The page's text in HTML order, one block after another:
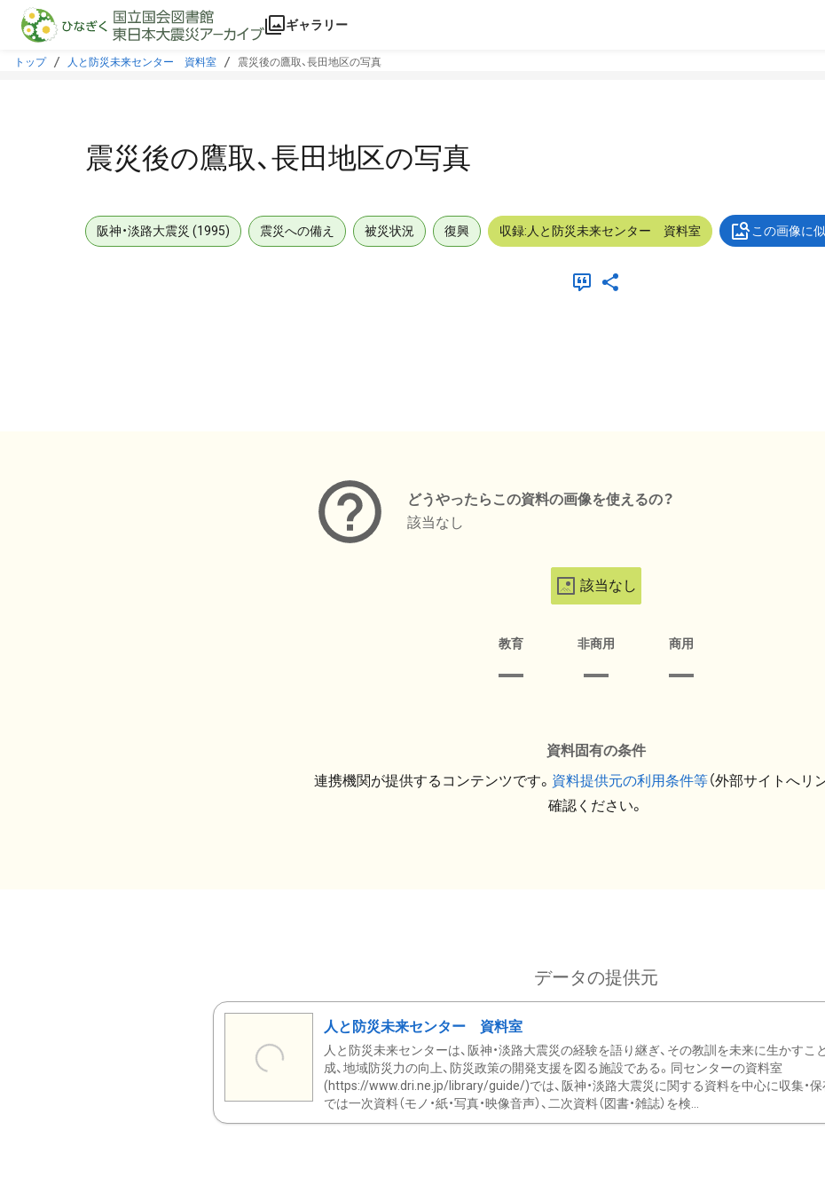
本文に飛ぶ
ギャラリー
トップ 人と防災未来センター 資料室 震災後の鷹取、長田地区の写真
震災後の鷹取、長田地区の写真
阪神・淡路大震災 (1995) 震災への備え 被災状況 復興 収録:人と防災未来センター 資料室 この画像に
どうやったらこの資料の画像を使えるの？
該当なし
該当なし
教育 非商用 商用
資料固有の条件
連携機関が提供するコンテンツです。 資料提供元の利用条件等（外部サイトへリ
確認ください。
データの提供元
人と防災未来センター 資料室
人と防災未来センターは、阪神・淡路大震災の経験を語り継ぎ、その教訓を未来に生かすこ
成、地域防災力の向上、防災政策の開発支援を図る施設である。同センターの資料室
(https://www.dri.ne.jp/library/guide/)では、阪神・淡路大震災に関する資料を中心に収集・保
では一次資料（モノ・紙・写真・映像音声）、二次資料（図書・雑誌）を検...